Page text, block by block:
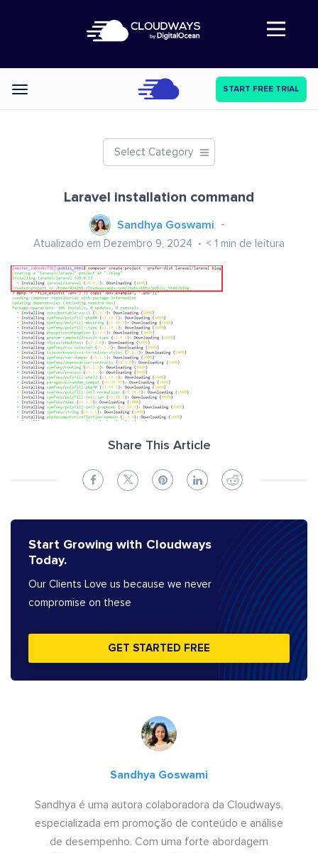
Abre a navegação
Categories START FREE TRIAL
Select Category
Laravel installation command
Sandhya Goswami
Atualizado em Dezembro 9, 2024 < 1 min de leitura
Share This Article
Start Growing with Cloudways
Today.
Our Clients Love us because we never
compromise on these
GET STARTED FREE
Sandhya Goswami
Sandhya é uma autora colaboradora da Cloudways,
especializada em promoção de conteúdo e análise
de desempenho. Com uma forte abordagem